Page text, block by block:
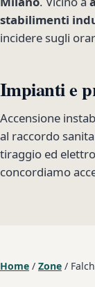
stabilimenti
incidere sugli
Impianti e
Accensione
al raccordo
tiraggio ed
concordiamo
Home / Zone /